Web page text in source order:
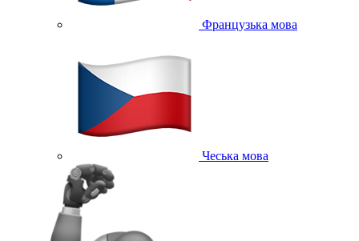
Французька мова
Чеська мова